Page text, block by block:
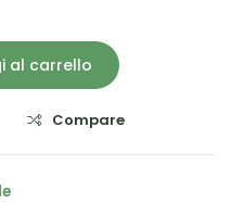
al carrello
Compare